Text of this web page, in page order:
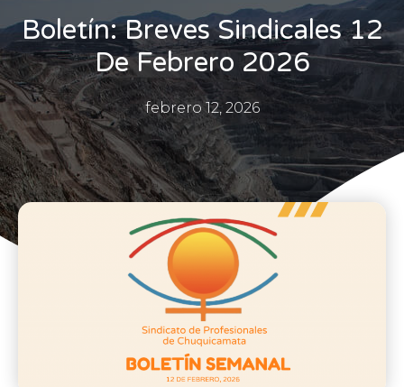
Boletín: Breves Sindicales 12
De Febrero 2026
febrero 12, 2026